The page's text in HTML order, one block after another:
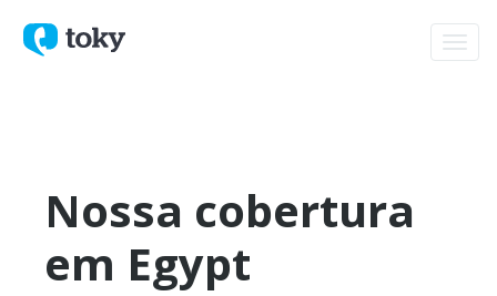
Nossa cobertura
em Egypt